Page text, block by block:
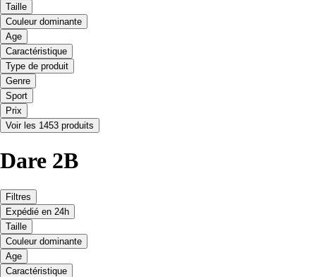
Taille
Couleur dominante
Age
Caractéristique
Type de produit
Genre
Sport
Prix
Voir les 1453 produits
Dare 2B
Filtres
Expédié en 24h
Taille
Couleur dominante
Age
Caractéristique